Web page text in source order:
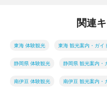
関連
東海 体験観光 東海 観光案内・ガイ
静岡県 体験観光 静岡県 観光案内・
南伊豆 体験観光 南伊豆 観光案内・